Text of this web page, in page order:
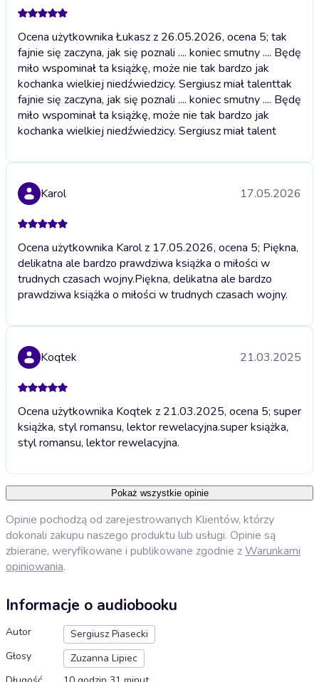
Ocena użytkownika Łukasz z 26.05.2026, ocena 5; tak
fajnie się zaczyna, jak się poznali .... koniec smutny .... Będę
miło wspominał ta książkę, może nie tak bardzo jak
kochanka wielkiej niedźwiedzicy. Sergiusz miał talenttak
fajnie się zaczyna, jak się poznali .... koniec smutny .... Będę
miło wspominał ta książkę, może nie tak bardzo jak
kochanka wielkiej niedźwiedzicy. Sergiusz miał talent
Karol 17.05.2026
Ocena użytkownika Karol z 17.05.2026, ocena 5; Piękna,
delikatna ale bardzo prawdziwa książka o miłości w
trudnych czasach wojny.Piękna, delikatna ale bardzo
prawdziwa książka o miłości w trudnych czasach wojny.
Koqtek 21.03.2025
Ocena użytkownika Koqtek z 21.03.2025, ocena 5; super
książka, styl romansu, lektor rewelacyjna.super książka,
styl romansu, lektor rewelacyjna.
Pokaż wszystkie opinie
Opinie pochodzą od zarejestrowanych Klientów, którzy
dokonali zakupu naszego produktu lub usługi. Opinie są
zbierane, weryfikowane i publikowane zgodnie zWarunkami
opiniowania.
Informacje o audiobooku
Autor
Sergiusz Piasecki
Głosy
Zuzanna Lipiec